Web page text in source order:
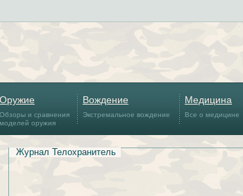
Оружие
Обзоры и сравнения
моделей оружия
Вождение
Экстремальное вождение
Медицина
Все о медицине
Журнал Телохранитель